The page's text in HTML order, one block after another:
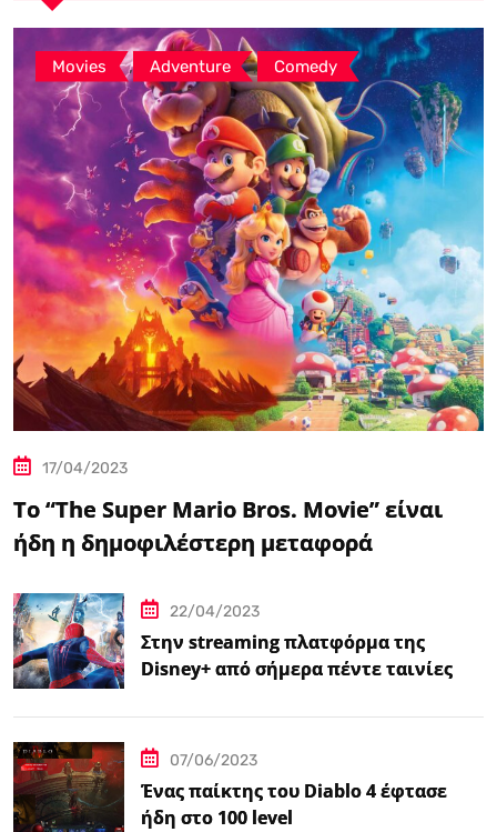
Movies , Adventure , Comedy
17/04/2023
Το “The Super Mario Bros. Movie” είναι
ήδη η δημοφιλέστερη μεταφορά
22/04/2023
Στην streaming πλατφόρμα της
Disney+ από σήμερα πέντε ταινίες
07/06/2023
Ένας παίκτης του Diablo 4 έφτασε
ήδη στο 100 level